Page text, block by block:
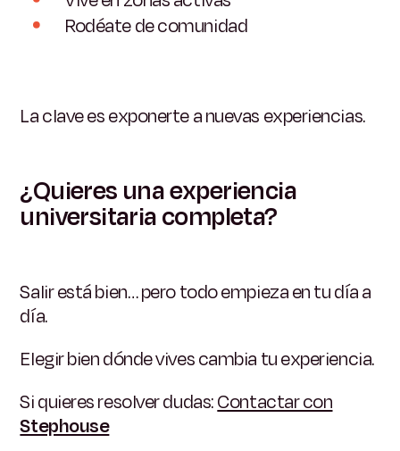
Rodéate de comunidad
La clave es exponerte a nuevas experiencias.
¿Quieres una experiencia
universitaria completa?
Salir está bien… pero todo empieza en tu día a
día.
Elegir bien dónde vives cambia tu experiencia.
Si quieres resolver dudas:Contactar con
Stephouse